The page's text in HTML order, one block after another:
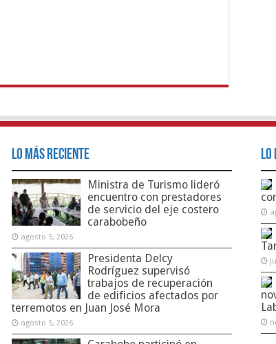
Lo Más Reciente
Ministra de Turismo lideró
encuentro con prestadores
de servicio del eje costero
carabobeño
agosto 5, 2026
Presidenta Delcy
Rodríguez supervisó
trabajos de recuperación
de edificios afectados por
terremotos en Juan José Mora
agosto 5, 2026